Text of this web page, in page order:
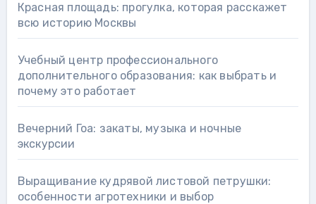
Красная площадь: прогулка, которая расскажет
всю историю Москвы
Учебный центр профессионального
дополнительного образования: как выбрать и
почему это работает
Вечерний Гоа: закаты, музыка и ночные
экскурсии
Выращивание кудрявой листовой петрушки:
особенности агротехники и выбор